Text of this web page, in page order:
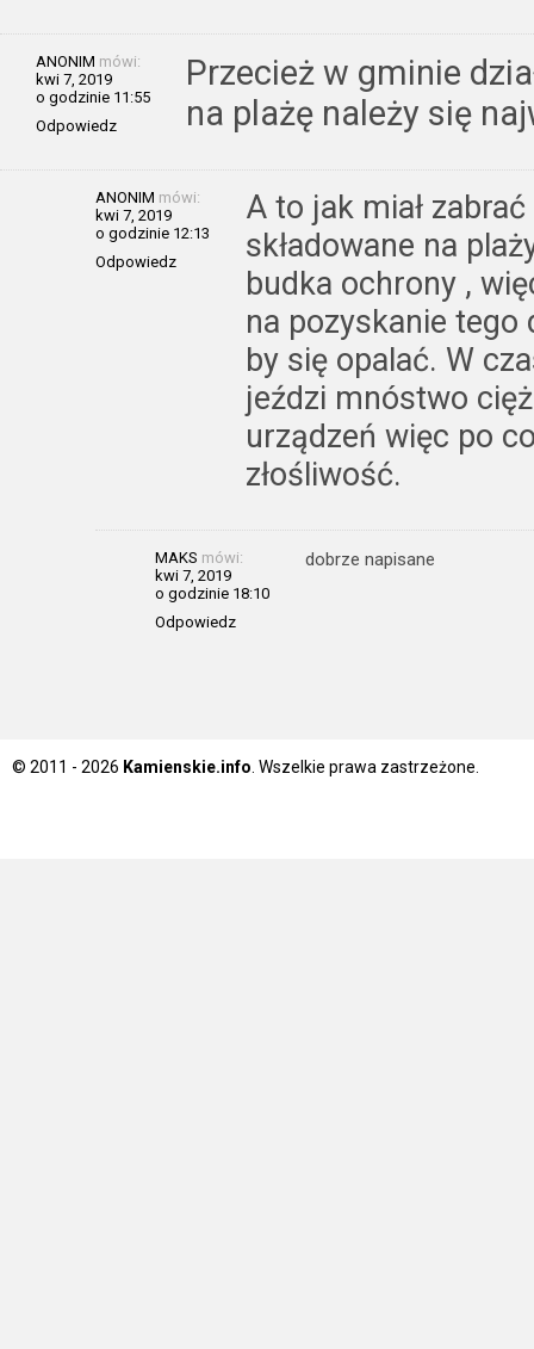
ANONIM mówi:
kwi 7, 2019
o godzinie 11:55
Odpowiedz
Przecież w gminie
na plażę należy się
ANONIM mówi:
kwi 7, 2019
o godzinie 12:13
Odpowiedz
A to jak miał
składowane na
budka ochrony ,
na pozyskanie tego
by się opalać. W
jeździ mnóstwo
urządzeń więc po
złośliwość.
MAKS mówi:
kwi 7, 2019
o godzinie 18:10
Odpowiedz
dobrze napisane
© 2011 - 2026 Kamienskie.info . Wszelkie prawa zastrzeżone.